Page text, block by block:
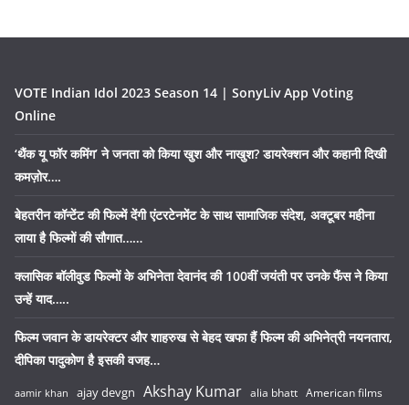
VOTE Indian Idol 2023 Season 14 | SonyLiv App Voting
Online
‘थैंक यू फॉर कमिंग’ ने जनता को किया खुश और नाखुश? डायरेक्शन और कहानी दिखी
कमज़ोर….
बेहतरीन कॉन्टेंट की फिल्में देंगी एंटरटेनमेंट के साथ सामाजिक संदेश, अक्टूबर महीना
लाया है फिल्मों की सौगात……
क्लासिक बॉलीवुड फिल्मों के अभिनेता देवानंद की 100वीं जयंती पर उनके फैंस ने किया
उन्हें याद…..
फिल्म जवान के डायरेक्टर और शाहरुख से बेहद खफा हैं फिल्म की अभिनेत्री नयनतारा,
दीपिका पादुकोण है इसकी वजह…
aamir khan ajay devgn Akshay Kumar alia bhatt American films